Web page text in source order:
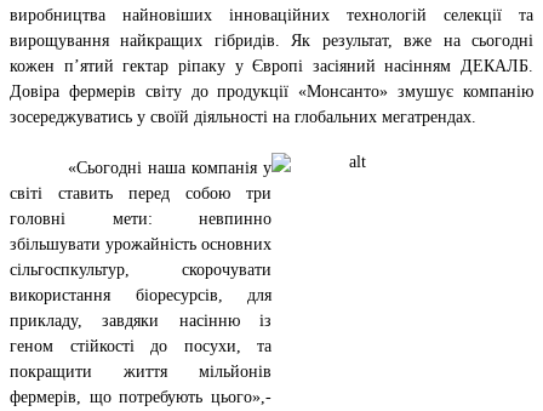
виробництва найновіших інноваційних технологій селекції та
вирощування найкращих гібридів. Як результат, вже на сьогодні
кожен п’ятий гектар ріпаку у Європі засіяний насінням ДЕКАЛБ.
Довіра фермерів світу до продукції «Монсанто» змушує компанію
зосереджуватись у своїй діяльності на глобальних мегатрендах.
«Сьогодні наша компанія у
світі ставить перед собою три
головні мети: невпинно
збільшувати урожайність основних
сільгоспкультур, скорочувати
використання біоресурсів, для
прикладу, завдяки насінню із
геном стійкості до посухи, та
покращити життя мільйонів
фермерів, що потребують цього»,-